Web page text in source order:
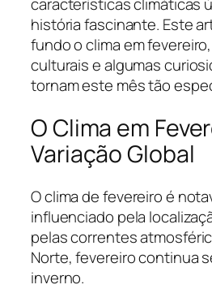
características climáticas
história fascinante. Este
fundo o clima em
culturais e algumas
tornam este mês tão
O Clima em
Variação Global
O clima de fevereiro é
influenciado pela
pelas correntes
Norte, fevereiro continua
inverno.